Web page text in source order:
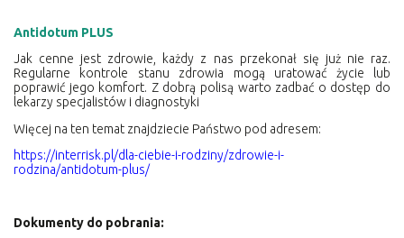
Antidotum PLUS
Jak cenne jest zdrowie, każdy z nas przekonał się już nie raz.
Regularne kontrole stanu zdrowia mogą uratować życie lub
poprawić jego komfort. Z dobrą polisą warto zadbać o dostęp do
lekarzy specjalistów i diagnostyki
Więcej na ten temat znajdziecie Państwo pod adresem:
https://interrisk.pl/dla-ciebie-i-rodziny/zdrowie-i-
rodzina/antidotum-plus/
Dokumenty do pobrania: